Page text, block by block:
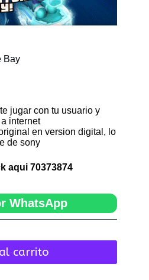
Bay
jugar con tu usuario y
internet
en version digital, lo
de sony
aqui 70373874
WhatsApp
carrito